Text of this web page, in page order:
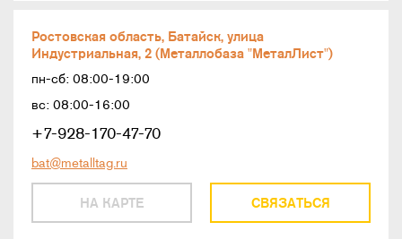
Ростовская область, Батайск, улица
Индустриальная, 2 (Металлобаза "МеталЛист")
пн-сб: 08:00-19:00
вс: 08:00-16:00
НА КАРТЕ
+7-928-170-47-70
bat@metalltag.ru
СВЯЗАТЬСЯ